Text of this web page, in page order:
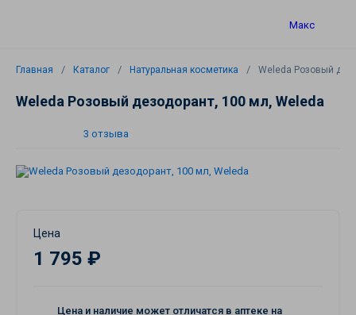
Макс
Главная Каталог Натуральная косметика Weleda Розовый
Weleda Розовый дезодорант, 100 мл, Weleda
3 отзыва
Цена
1 795 ₽
Цена и наличие может отличатся в аптеке на